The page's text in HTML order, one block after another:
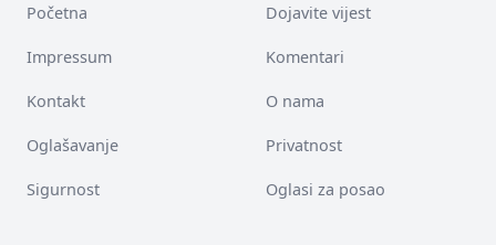
Početna Dojavite vijest
Impressum Komentari
Kontakt O nama
Oglašavanje Privatnost
Sigurnost Oglasi za posao